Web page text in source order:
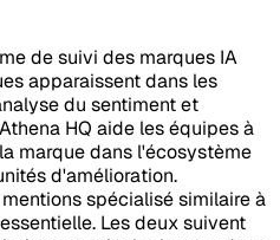
de suivi des marques IA
apparaissent dans les
du sentiment et
HQ aide les équipes à
marque dans l'écosystème
d'amélioration.
spécialisé similaire à
Les deux suivent